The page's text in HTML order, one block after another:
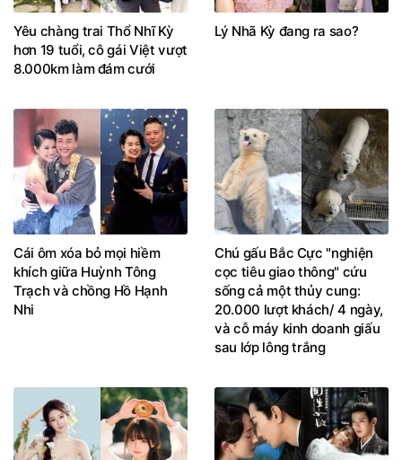
Yêu chàng trai Thổ Nhĩ Kỳ
hơn 19 tuổi, cô gái Việt vượt
8.000km làm đám cưới
Lý Nhã Kỳ đang ra sao?
Cái ôm xóa bỏ mọi hiềm
khích giữa Huỳnh Tông
Trạch và chồng Hồ Hạnh
Nhi
Chú gấu Bắc Cực "nghiện
cọc tiêu giao thông" cứu
sống cả một thủy cung:
20.000 lượt khách/ 4 ngày,
và cỗ máy kinh doanh giấu
sau lớp lông trắng